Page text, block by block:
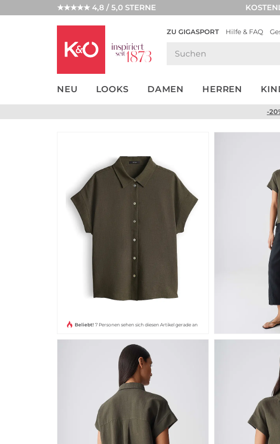
★★★★★ 4,8 / 5,0 STERNE
ZU GIGASPORT Hilfe & FAQ
NEU LOOKS DAMEN HERREN
NEW IN
WEDDING
-
Beliebt! 7 Personen sehen sich diesen Artikel gerade an